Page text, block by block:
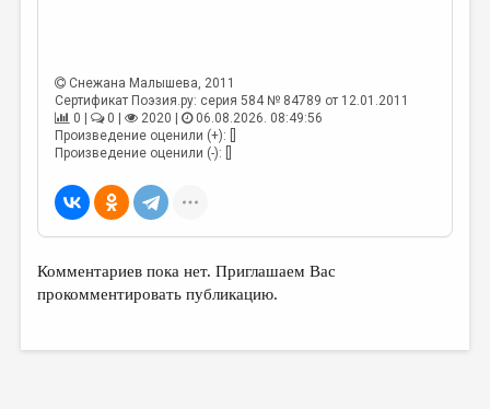
Снежана Малышева, 2011
Сертификат Поэзия.ру: серия 584 № 84789 от 12.01.2011
0 |
0 | 2020 |
06.08.2026. 08:49:56
Произведение оценили (+): []
Произведение оценили (-): []
Комментариев пока нет. Приглашаем Вас
прокомментировать публикацию.